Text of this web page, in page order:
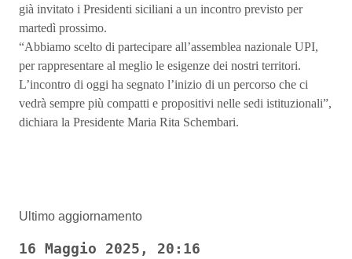
già invitato i Presidenti siciliani a un incontro previsto per
martedì prossimo.
“Abbiamo scelto di partecipare all’assemblea nazionale UPI,
per rappresentare al meglio le esigenze dei nostri territori.
L’incontro di oggi ha segnato l’inizio di un percorso che ci
vedrà sempre più compatti e propositivi nelle sedi istituzionali”,
dichiara la Presidente Maria Rita Schembari.
Ultimo aggiornamento
16 Maggio 2025, 20:16